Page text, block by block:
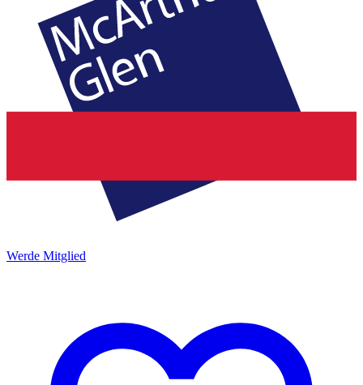
Werde Mitglied